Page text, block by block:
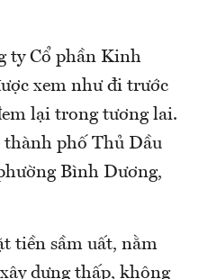
ty Cổ phần Kinh
xem như đi trước
lại trong tương lai.
thành phố Thủ Dầu
Bình Dương,
tiền sầm uất, nằm
dựng thấp, không